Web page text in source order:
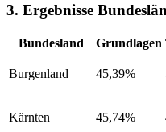
3. Ergebnisse
Bundesland Grundlagen
Burgenland 45,39%
Kärnten 45,74%